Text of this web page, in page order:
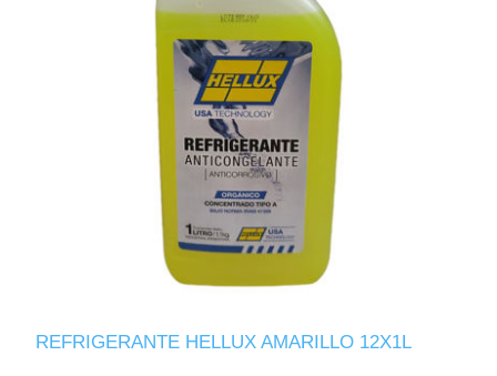
REFRIGERANTE HELLUX AMARILLO 12X1L